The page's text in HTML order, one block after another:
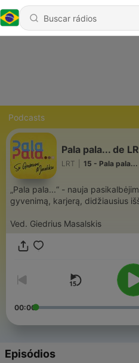
Podcasts
Pala pala... de
LRT 15 - Pala
„Pala pala...“ - nauja
gyvenimą, karjerą, didžiausius
Ved. Giedrius Masalskis
00:00
Episódios